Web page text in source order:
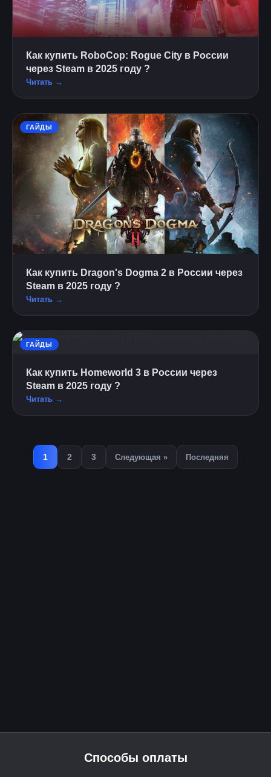
Как купить RoboCop: Rogue City в России
через Steam в 2025 году ?
Читать →
ГАЙДЫ
Как купить Dragon's Dogma 2 в России через
Steam в 2025 году ?
Читать →
ГАЙДЫ
Как купить Homeworld 3 в России через
Steam в 2025 году ?
Читать →
1 2 3 Следующая » Последняя
Способы оплаты